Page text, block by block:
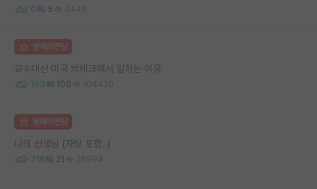
0 5 3449
명예의전당
교수대신 미국 빅테크에서 일하는 이유
153 105 104420
명예의전당
나의 선생님 (자랑 포함..)
218 21 28994